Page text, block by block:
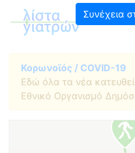
Συνέχεια
Κορωνοϊός / COVID-19
Εδώ όλα τα νέα
Εθνικό Οργανισμό